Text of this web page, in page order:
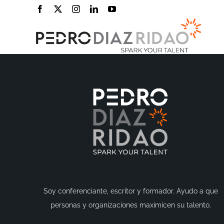
contenido
Facebook
TwitterInstagramLinkedInYouTube
[woocommerce_checkout]
Soy conferenciante, escritor y formador. Ayudo a que
personas y organizaciones maximicen su talento.